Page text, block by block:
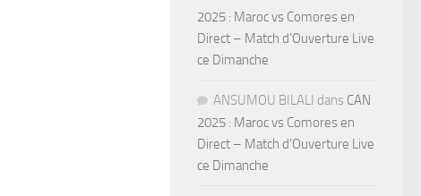
2025 : Maroc vs Comores en
Direct – Match d’Ouverture Live
ce Dimanche
ANSUMOU BILALI dans CAN
2025 : Maroc vs Comores en
Direct – Match d’Ouverture Live
ce Dimanche